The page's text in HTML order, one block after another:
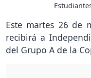
Este martes 26 de
recibirá a
del Grupo A de la